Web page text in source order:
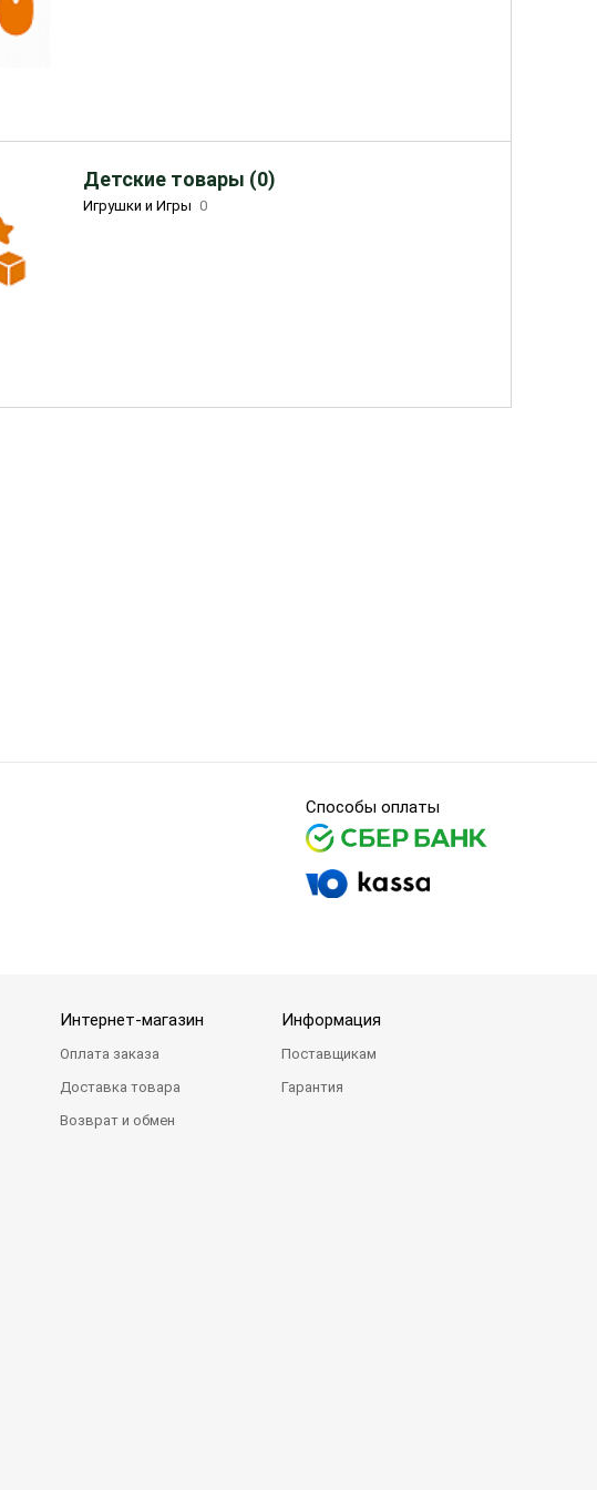
Детские товары (0)
Игрушки и Игры 0
Способы оплаты
Интернет-магазин
Оплата заказа
Доставка товара
Возврат и обмен
Информация
Поставщикам
Гарантия